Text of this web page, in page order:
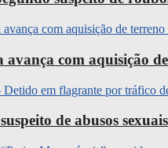
com aquisição
de abusos